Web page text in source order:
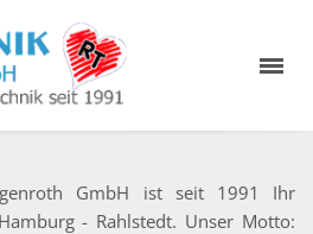
GmbH ist seit 1991 Ihr
- Rahlstedt. Unser Motto: